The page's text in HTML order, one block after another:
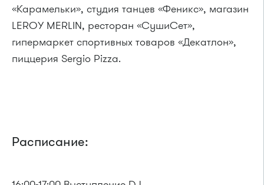
«Карамельки», студия танцев «Феникс», магазин
LEROY MERLIN, ресторан «СушиСет»,
гипермаркет спортивных товаров «Декатлон»,
пиццерия Sergio Pizza.
Расписание: